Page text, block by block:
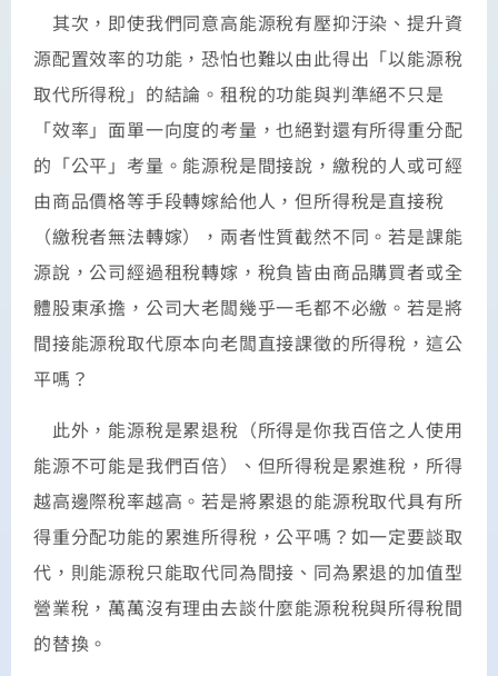
其次，即使我們同意高能源稅有壓抑汙染、提升資
源配置效率的功能，恐怕也難以由此得出「以能源稅
取代所得稅」的結論。租稅的功能與判準絕不只是
「效率」面單一向度的考量，也絕對還有所得重分配
的「公平」考量。能源稅是間接說，繳稅的人或可經
由商品價格等手段轉嫁給他人，但所得稅是直接稅
（繳稅者無法轉嫁），兩者性質截然不同。若是課能
源說，公司經過租稅轉嫁，稅負皆由商品購買者或全
體股東承擔，公司大老闆幾乎一毛都不必繳。若是將
間接能源稅取代原本向老闆直接課徵的所得稅，這公
平嗎？
此外，能源稅是累退稅（所得是你我百倍之人使用
能源不可能是我們百倍）、但所得稅是累進稅，所得
越高邊際稅率越高。若是將累退的能源稅取代具有所
得重分配功能的累進所得稅，公平嗎？如一定要談取
代，則能源稅只能取代同為間接、同為累退的加值型
營業稅，萬萬沒有理由去談什麼能源稅稅與所得稅間
的替換。